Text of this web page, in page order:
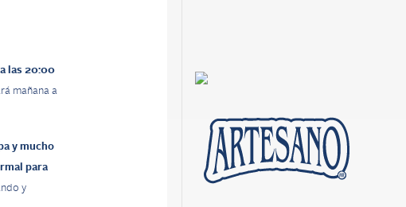
las 20:00
mañana a
y mucho
para
y